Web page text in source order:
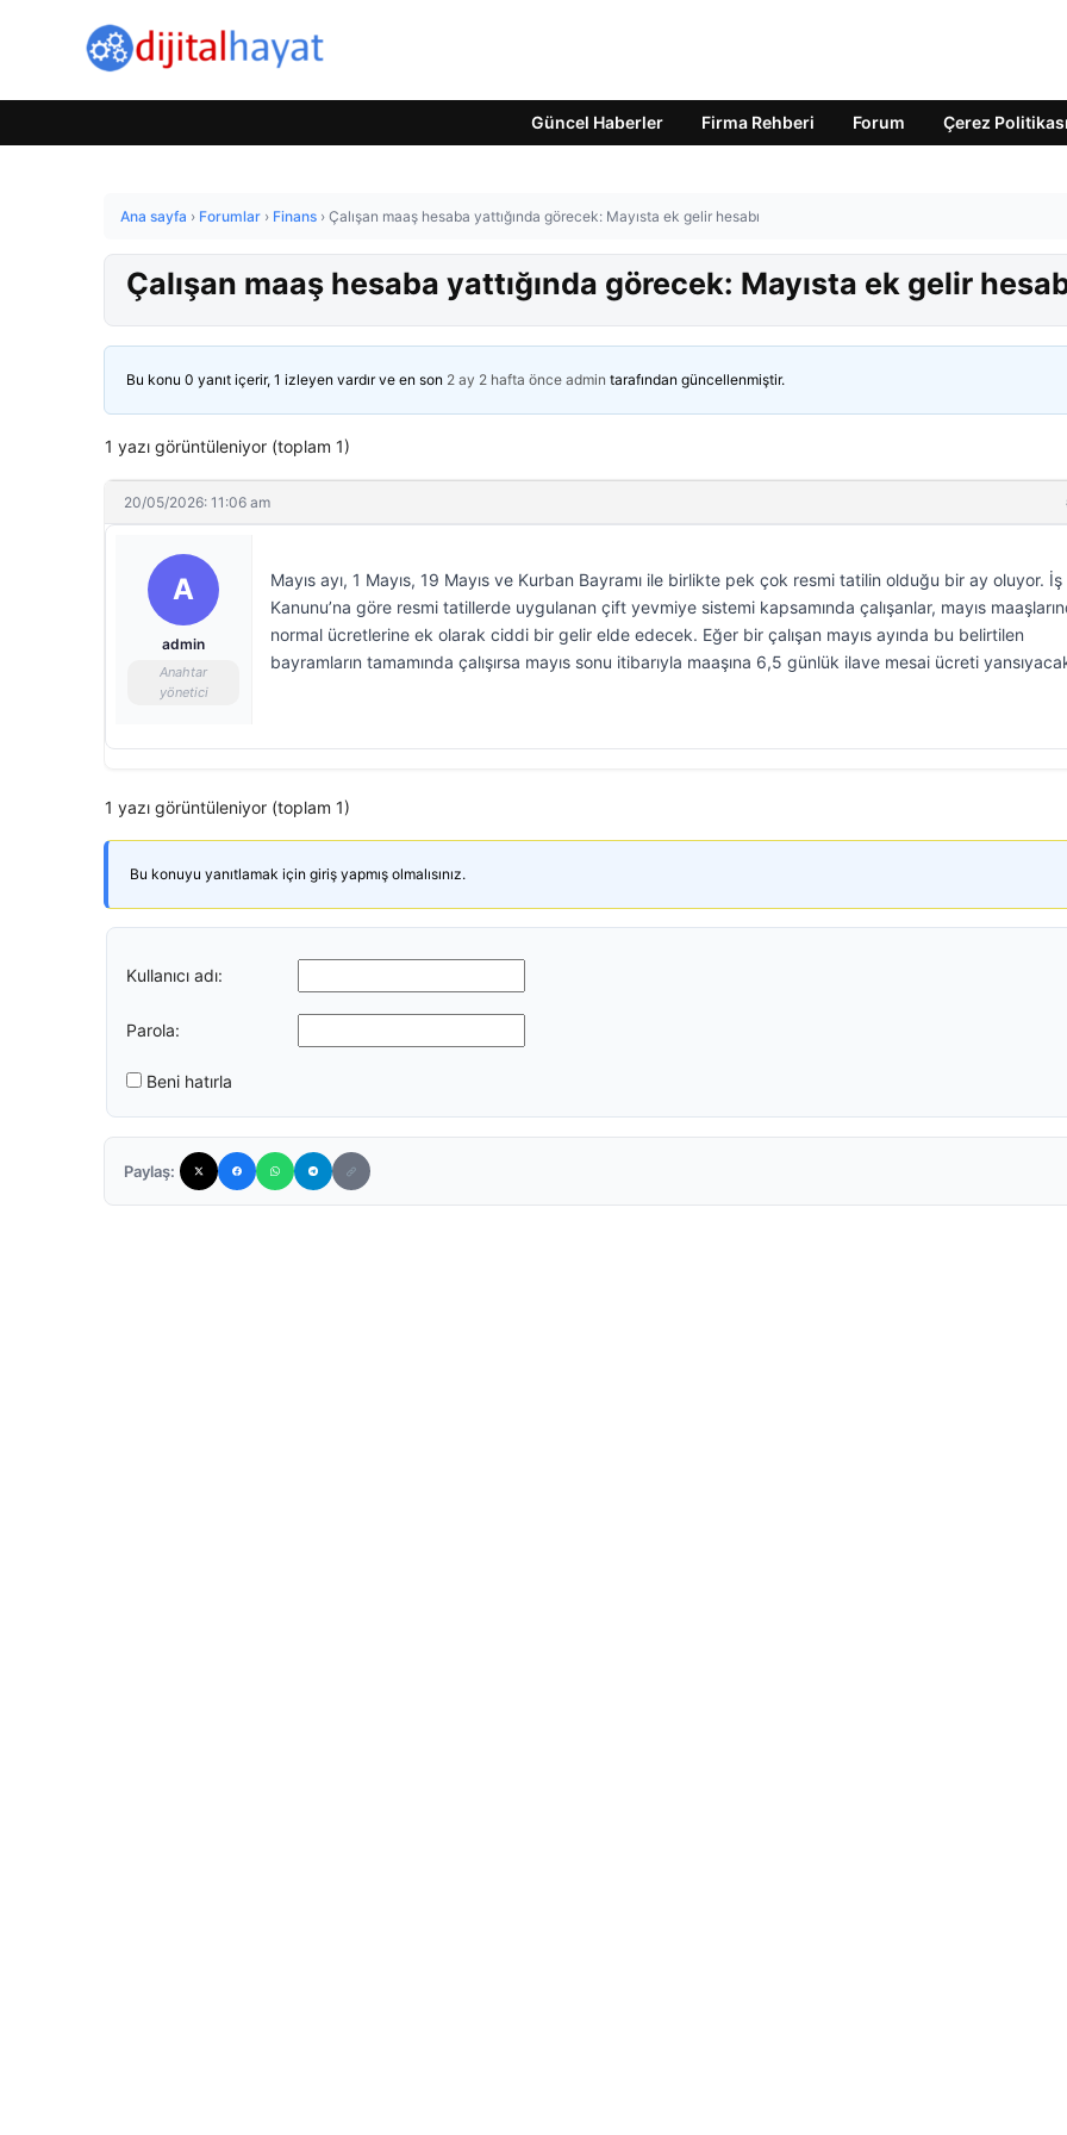
Güncel Haberler Firma Rehberi Forum Çerez Politikası
Ana sayfa › Forumlar › Finans › Çalışan maaş hesaba yattığında görecek: Mayısta ek gelir hesabı
Çalışan maaş hesaba yattığında görecek: Mayısta ek gelir
Bu konu 0 yanıt içerir, 1 izleyen vardır ve en son 2 ay 2 hafta önce admin tarafından güncellenmiştir.
1 yazı görüntüleniyor (toplam 1)
20/05/2026: 11:06 am
A
admin
Anahtar
yönetici
Mayıs ayı, 1 Mayıs, 19 Mayıs ve Kurban Bayramı ile birlikte pek çok resmi tatilin olduğu bir ay oluyor. İş
Kanunu’na göre resmi tatillerde uygulanan çift yevmiye sistemi kapsamında çalışanlar, mayıs
normal ücretlerine ek olarak ciddi bir gelir elde edecek. Eğer bir çalışan mayıs ayında bu belirtilen
bayramların tamamında çalışırsa mayıs sonu itibarıyla maaşına 6,5 günlük ilave mesai ücreti
1 yazı görüntüleniyor (toplam 1)
Bu konuyu yanıtlamak için giriş yapmış olmalısınız.
Kullanıcı adı:
Parola:
Beni hatırla
Paylaş: